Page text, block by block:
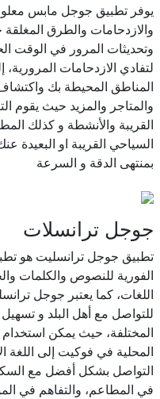
يوفر تطبيق جوجل مابس
والازدحامات والطرق
وتحديثات المرور في الوقت
لتفادي الازدحامات
المناطق المحيطة بك
والمتاجر والمزيد حيث يقوم
القريبة والأنشطة و كذلك
السياحي القريبة او البعيدة
بمنتهى الدقة و السرعة
جوجل ترانسلات
تطبيق جوجل ترانسليت هو
الفورية للنصوص والكلمات
اللغات، كما يعتبر جوجل
للتواصل مع أهل البلد و تسهيل
المختلفة، حيث يمكن
المحلية في فوكيت إلى اللغة
التواصل بشكل أفضل مع
في المطاعم، والتفاهم في